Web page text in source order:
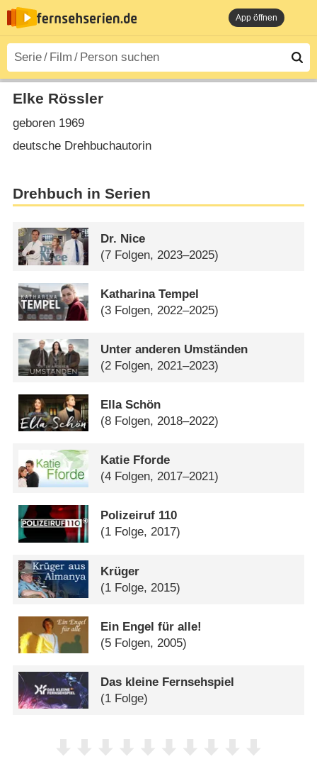
App öffnen
Elke Rössler
geboren 1969
deutsche Drehbuchautorin
Drehbuch in Serien
Dr. Nice
(7 Folgen, 2023–2025)
Katharina Tempel
(3 Folgen, 2022–2025)
Unter anderen Umständen
(2 Folgen, 2021–2023)
Ella Schön
(8 Folgen, 2018–2022)
Katie Fforde
(4 Folgen, 2017–2021)
Polizeiruf 110
(1 Folge, 2017)
Krüger
(1 Folge, 2015)
Ein Engel für alle!
(5 Folgen, 2005)
Das kleine Fernsehspiel
(1 Folge)